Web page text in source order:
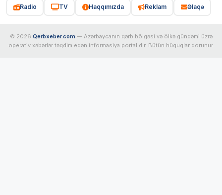
Radio TV Haqqımızda Reklam Əlaqə
© 2026 Qerbxeber.com — Azərbaycanın qərb bölgəsi və ölkə gündəmi üzrə
operativ xəbərlər təqdim edən informasiya portalıdır. Bütün hüquqlar qorunur.